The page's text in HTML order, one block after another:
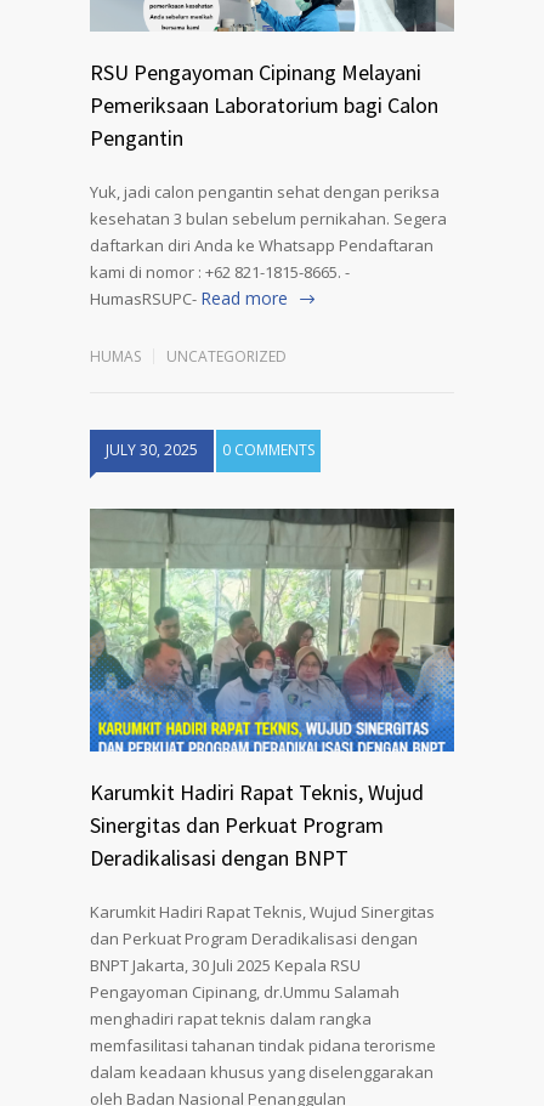
RSU Pengayoman Cipinang Melayani
Pemeriksaan Laboratorium bagi Calon
Pengantin
Yuk, jadi calon pengantin sehat dengan periksa
kesehatan 3 bulan sebelum pernikahan. Segera
daftarkan diri Anda ke Whatsapp Pendaftaran
kami di nomor : +62 821-1815-8665. -
HumasRSUPC- Read more
HUMAS UNCATEGORIZED
JULY 30, 2025 0 COMMENTS
Karumkit Hadiri Rapat Teknis, Wujud
Sinergitas dan Perkuat Program
Deradikalisasi dengan BNPT
Karumkit Hadiri Rapat Teknis, Wujud Sinergitas
dan Perkuat Program Deradikalisasi dengan
BNPT Jakarta, 30 Juli 2025 Kepala RSU
Pengayoman Cipinang, dr.Ummu Salamah
menghadiri rapat teknis dalam rangka
memfasilitasi tahanan tindak pidana terorisme
dalam keadaan khusus yang diselenggarakan
oleh Badan Nasional Penanggulan